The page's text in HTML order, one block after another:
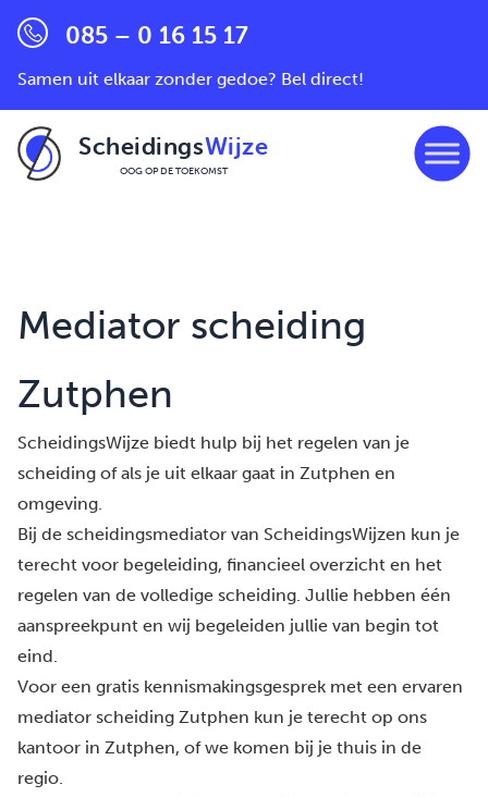
085 – 0 16 15 17
Samen uit elkaar zonder gedoe? Bel direct!
ScheidingsWijze
OOG OP DE TOEKOMST
Mediator scheiding
Zutphen
ScheidingsWijze biedt hulp bij het regelen van je
scheiding of als je uit elkaar gaat in Zutphen en
omgeving.
Bij de scheidingsmediator van ScheidingsWijzen kun je
terecht voor begeleiding, financieel overzicht en het
regelen van de volledige scheiding. Jullie hebben één
aanspreekpunt en wij begeleiden jullie van begin tot
eind.
Voor een gratis kennismakingsgesprek met een ervaren
mediator scheiding Zutphen kun je terecht op ons
kantoor in Zutphen, of we komen bij je thuis in de
regio.